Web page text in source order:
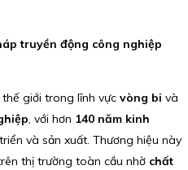
truyền động công nghiệp
giới trong lĩnh vực vòng bi và
, với hơn 140 năm kinh
và sản xuất. Thương hiệu này
thị trường toàn cầu nhờ chất